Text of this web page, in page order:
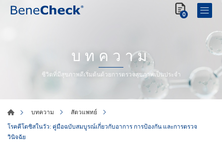
0
บทความ
ชีวิตที่มีสุขภาพดีเริ่มต้นด้วยการตรวจสุขภาพเป็นประจำ
บทความ
สัตวแพทย์
โรคคีโตซิสในวัว: คู่มือฉบับสมบูรณ์เกี่ยวกับอาการ การป้องกัน และการตรวจ
วินิจฉัย